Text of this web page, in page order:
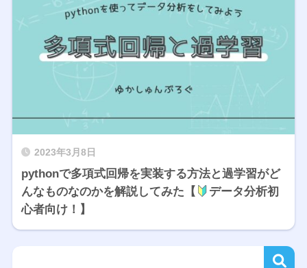
2023年3月8日
pythonで多項式回帰を実装する方法と過学習がど
んなものなのかを解説してみた【
データ分析初
心者向け！】